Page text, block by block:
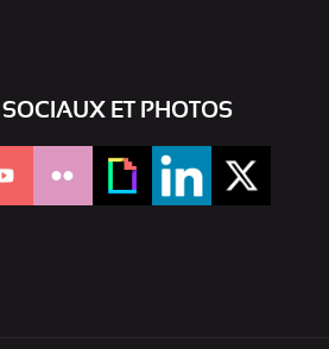
SOCIAUX ET PHOTOS